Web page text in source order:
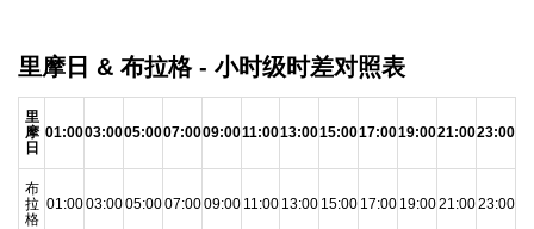
里摩日 & 布拉格 - 小时级时差对照表
里
摩
日
01:0003:0005:0007:0009:0011:0013:0015:0017:0019:0021:0023:00
布
拉
格
01:0003:0005:0007:0009:00 11:00 13:00 15:00 17:00 19:0021:0023:00